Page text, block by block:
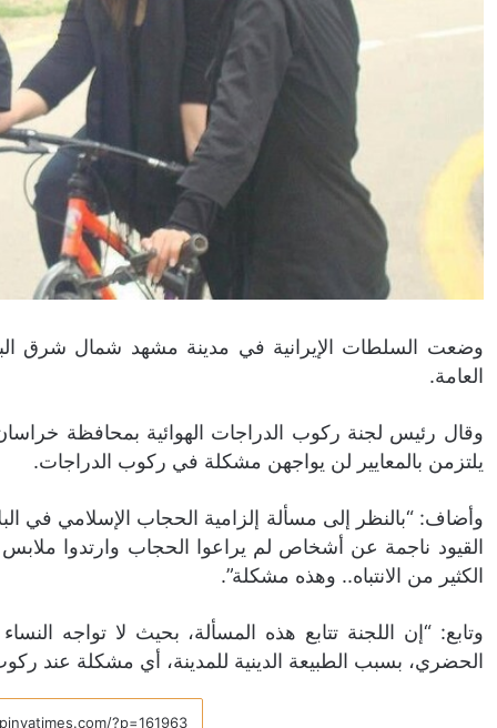
وضعت السلطات الإيرانية في مدينة مشهد شمال شرق
العامة.
وقال رئيس لجنة ركوب الدراجات الهوائية بمحافظة خراسان
يلتزمن بالمعايير لن يواجهن مشكلة في ركوب الدراجات.
وأضاف: “بالنظر إلى مسألة إلزامية الحجاب الإسلامي في
القيود ناجمة عن أشخاص لم يراعوا الحجاب وارتدوا ملابس
الكثير من الانتباه.. وهذه مشكلة”.
وتابع: “إن اللجنة تتابع هذه المسألة، بحيث لا تواجه
الحضري، بسبب الطبيعة الدينية للمدينة، أي مشكلة عند